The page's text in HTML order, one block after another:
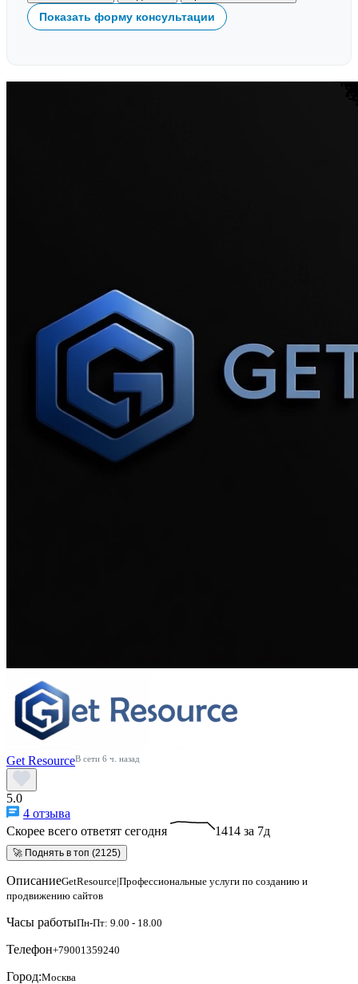
Показать форму консультации
Get ResourceВ сети 6 ч. назад
5.0
4 отзыва
Скорее всего ответят сегодня
1414 за 7д
🚀 Поднять в топ (2125)
ОписаниеGetResource|Профессиональные услуги по созданию и
продвижению сайтов
Часы работыПн-Пт: 9.00 - 18.00
Телефон+79001359240
Город:Москва